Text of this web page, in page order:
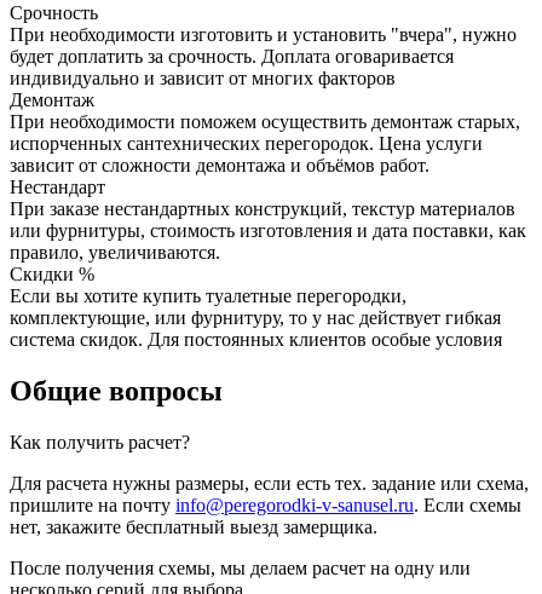
Срочность
При необходимости изготовить и установить "вчера", нужно
будет доплатить за срочность. Доплата оговаривается
индивидуально и зависит от многих факторов
Демонтаж
При необходимости поможем осуществить демонтаж старых,
испорченных сантехнических перегородок. Цена услуги
зависит от сложности демонтажа и объёмов работ.
Нестандарт
При заказе нестандартных конструкций, текстур материалов
или фурнитуры, стоимость изготовления и дата поставки, как
правило, увеличиваются.
Скидки %
Если вы хотите купить туалетные перегородки,
комплектующие, или фурнитуру, то у нас действует гибкая
система скидок. Для постоянных клиентов особые условия
Общие вопросы
Как получить расчет?
Для расчета нужны размеры, если есть тех. задание или схема,
пришлите на почту info@peregorodki-v-sanusel.ru. Если схемы
нет, закажите бесплатный выезд замерщика.
После получения схемы, мы делаем расчет на одну или
несколько серий для выбора